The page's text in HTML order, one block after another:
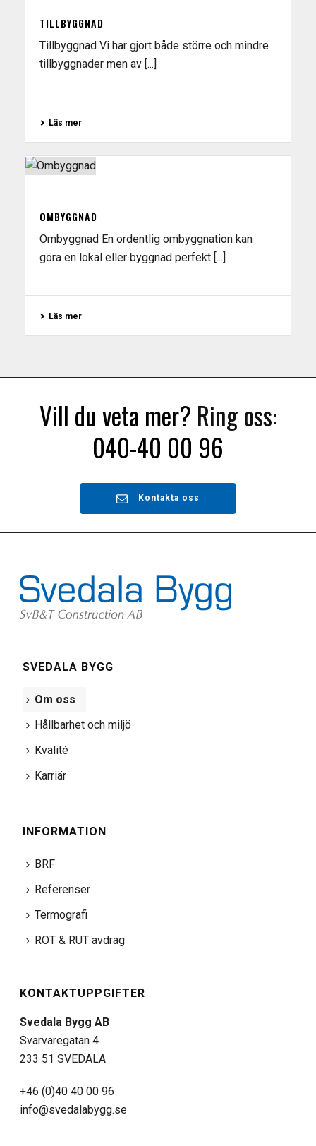
TILLBYGGNAD
Tillbyggnad Vi har gjort både större och mindre
tillbyggnader men av [...]
Läs mer
OMBYGGNAD
Ombyggnad En ordentlig ombyggnation kan
göra en lokal eller byggnad perfekt [...]
Läs mer
Vill du veta mer? Ring oss:
040-40 00 96
Kontakta oss
SVEDALA BYGG
Om oss
Hållbarhet och miljö
Kvalité
Karriär
INFORMATION
BRF
Referenser
Termografi
ROT & RUT avdrag
KONTAKTUPPGIFTER
Svedala Bygg AB
Svarvaregatan 4
233 51 SVEDALA
+46 (0)40 40 00 96
info@svedalabygg.se